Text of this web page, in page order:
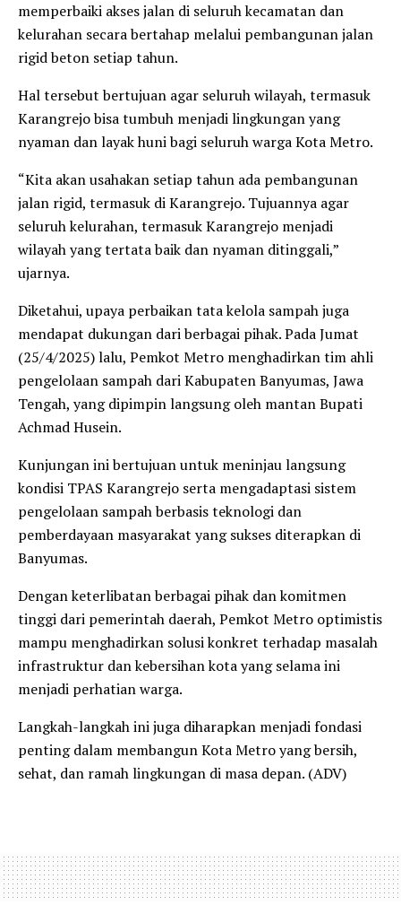
memperbaiki akses jalan di seluruh kecamatan dan
kelurahan secara bertahap melalui pembangunan jalan
rigid beton setiap tahun.
Hal tersebut bertujuan agar seluruh wilayah, termasuk
Karangrejo bisa tumbuh menjadi lingkungan yang
nyaman dan layak huni bagi seluruh warga Kota Metro.
“Kita akan usahakan setiap tahun ada pembangunan
jalan rigid, termasuk di Karangrejo. Tujuannya agar
seluruh kelurahan, termasuk Karangrejo menjadi
wilayah yang tertata baik dan nyaman ditinggali,”
ujarnya.
Diketahui, upaya perbaikan tata kelola sampah juga
mendapat dukungan dari berbagai pihak. Pada Jumat
(25/4/2025) lalu, Pemkot Metro menghadirkan tim ahli
pengelolaan sampah dari Kabupaten Banyumas, Jawa
Tengah, yang dipimpin langsung oleh mantan Bupati
Achmad Husein.
Kunjungan ini bertujuan untuk meninjau langsung
kondisi TPAS Karangrejo serta mengadaptasi sistem
pengelolaan sampah berbasis teknologi dan
pemberdayaan masyarakat yang sukses diterapkan di
Banyumas.
Dengan keterlibatan berbagai pihak dan komitmen
tinggi dari pemerintah daerah, Pemkot Metro optimistis
mampu menghadirkan solusi konkret terhadap masalah
infrastruktur dan kebersihan kota yang selama ini
menjadi perhatian warga.
Langkah-langkah ini juga diharapkan menjadi fondasi
penting dalam membangun Kota Metro yang bersih,
sehat, dan ramah lingkungan di masa depan. (ADV)